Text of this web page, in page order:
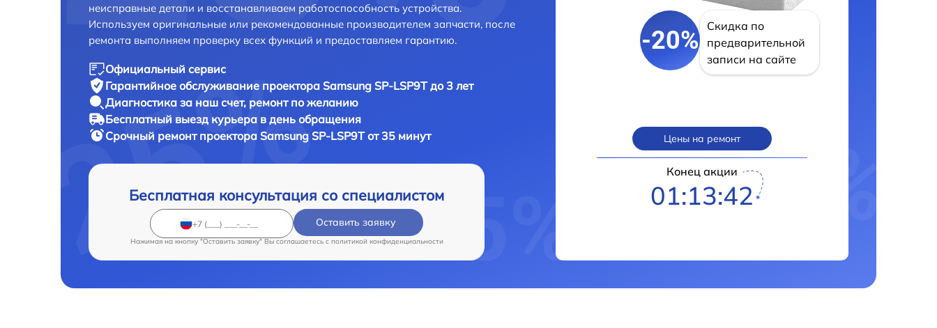
неисправные детали и восстанавливаем работоспособность устройства.
Используем оригинальные или рекомендованные производителем запчасти, после
ремонта выполняем проверку всех функций и предоставляем гарантию.
Официальный сервис
Гарантийное обслуживание проектора Samsung SP-LSP9T до 3 лет
Диагностика за наш счет, ремонт по желанию
Бесплатный выезд курьера в день обращения
Срочный ремонт проектора Samsung SP-LSP9T от 35 минут
Бесплатная консультация со специалистом
Оставить заявку
Нажимая на кнопку "Оставить заявку" Вы соглашаетесь c политикой конфиденциальности
-20%
Скидка по
предварительной
записи на сайте
Цены на ремонт
Конец акции
01:13:41